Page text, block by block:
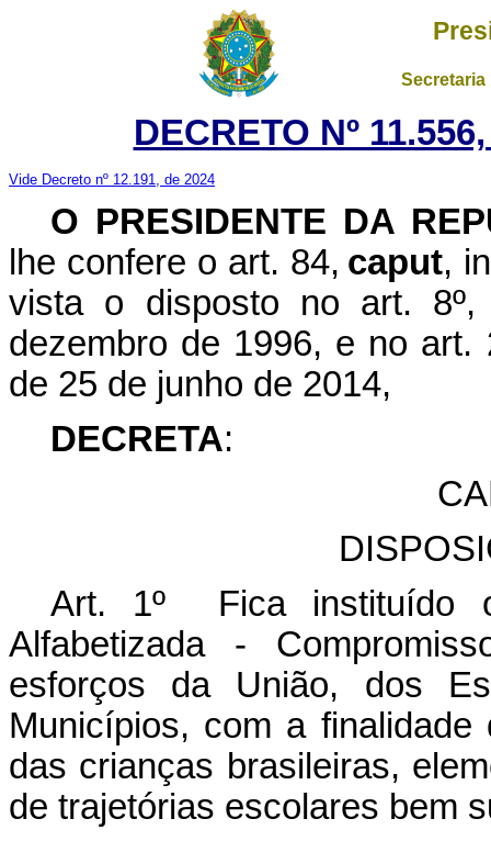
DECRETO Nº
Vide Decreto nº 12.191, de 2024
O PRESIDENTE DA
lhe confere o art. 84, caput,
vista o disposto no art.
dezembro de 1996, e no art.
de 25 de junho de 2014,
DECRETA:
Art. 1º Fica instituído o
Alfabetizada -
esforços da União, dos
Municípios, com a
das crianças brasileiras,
de trajetórias escolares bem